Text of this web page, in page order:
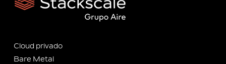
Cloud privado
Bare Metal